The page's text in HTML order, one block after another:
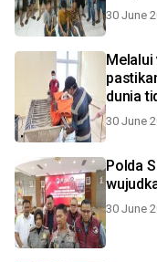
30 June
Melalui
dunia
30 June
Polda
30 June